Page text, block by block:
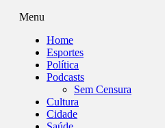
Menu
Home
Esportes
Política
Podcasts
Sem Censura
Cultura
Cidade